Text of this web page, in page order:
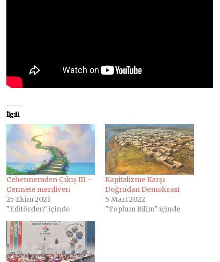
İlgili
Cehennemden Çıkış III –
Cennete merdiven
25 Ekim 2021
"Editörden" içinde
Kapitalizme Karşı
Doğrudan Demokrasi
5 Mart 2022
"Toplum Bilim" içinde